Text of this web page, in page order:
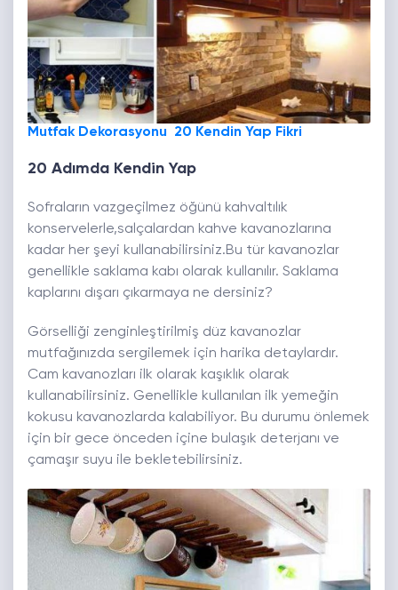
Mutfak Dekorasyonu 20 Kendin Yap Fikri
20 Adımda Kendin Yap
Sofraların vazgeçilmez öğünü kahvaltılık
konservelerle,salçalardan kahve kavanozlarına
kadar her şeyi kullanabilirsiniz.Bu tür kavanozlar
genellikle saklama kabı olarak kullanılır. Saklama
kaplarını dışarı çıkarmaya ne dersiniz?
Görselliği zenginleştirilmiş düz kavanozlar
mutfağınızda sergilemek için harika detaylardır.
Cam kavanozları ilk olarak kaşıklık olarak
kullanabilirsiniz. Genellikle kullanılan ilk yemeğin
kokusu kavanozlarda kalabiliyor. Bu durumu önlemek
için bir gece önceden içine bulaşık deterjanı ve
çamaşır suyu ile bekletebilirsiniz.